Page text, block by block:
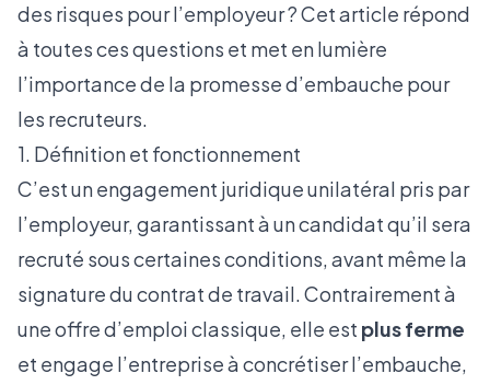
des risques pour l’employeur ? Cet article répond
à toutes ces questions et met en lumière
l’importance de la promesse d’embauche pour
les recruteurs.
1. Définition et fonctionnement
C’est un engagement juridique unilatéral pris par
l’employeur, garantissant à un candidat qu’il sera
recruté sous certaines conditions, avant même la
signature du contrat de travail. Contrairement à
une offre d’emploi classique, elle est plus ferme
et engage l’entreprise à concrétiser l’embauche,